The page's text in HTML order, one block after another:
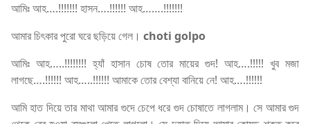
আমিঃ আহ….!!!!!!! হাসন….!!!!!! আহ…….!!!!!!!
আমার চিৎকার পুরো ঘরে ছড়িয়ে গেল। choti golpo
আমিঃ আহ…..!!!!!!!! হ্যাঁ হাসান চোষ তোর মায়ের গুদ! আহ….!!!!! খুব মজা
লাগছে….!!!!!! আহ…..!!!!!! আমাকে তোর বেশ্যা বানিয়ে নে! আহ….!!!!!!
আমি হাত দিয়ে তার মাথা আমার গুদে চেপে ধরে গুদ চোষাতে লাগলাম। সে আমার গুদ